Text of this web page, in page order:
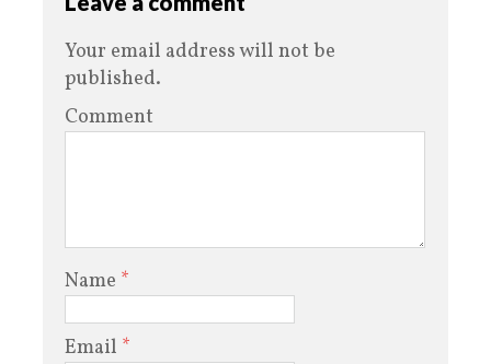
Your email address will not be
published.
Comment
Name *
Email *